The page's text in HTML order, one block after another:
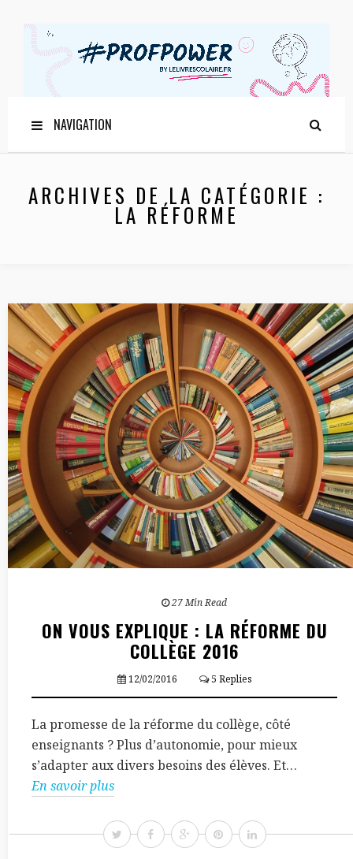
NAVIGATION
ARCHIVES DE LA CATÉGORIE :
LA RÉFORME
27 Min Read
ON VOUS EXPLIQUE : LA RÉFORME DU
COLLÈGE 2016
12/02/2016 5 Replies
La promesse de la réforme du collège, côté
enseignants ? Plus d’autonomie, pour mieux
s’adapter aux divers besoins des élèves. Et…
En savoir plus